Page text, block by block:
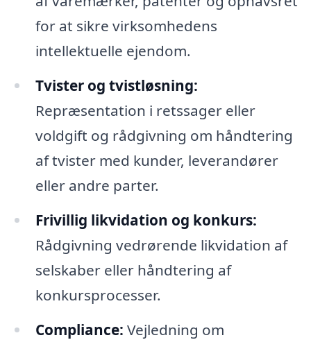
for at sikre virksomhedens
intellektuelle ejendom.
Tvister og tvistløsning:
Repræsentation i retssager eller
voldgift og rådgivning om håndtering
af tvister med kunder, leverandører
eller andre parter.
Frivillig likvidation og konkurs:
Rådgivning vedrørende likvidation af
selskaber eller håndtering af
konkursprocesser.
Compliance: Vejledning om